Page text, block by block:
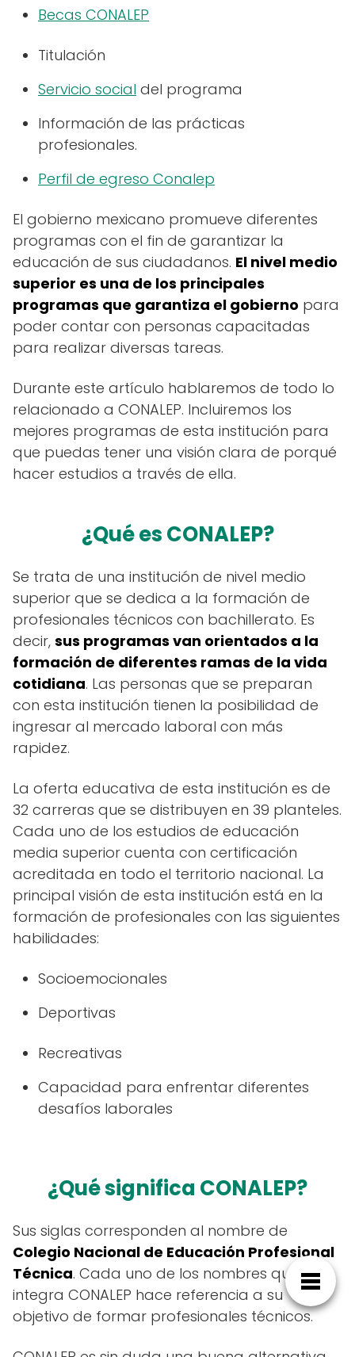
Becas CONALEP
Titulación
Servicio social del programa
Información de las prácticas
profesionales.
Perfil de egreso Conalep
El gobierno mexicano promueve diferentes
programas con el fin de garantizar la
educación de sus ciudadanos. El nivel medio
superior es una de los principales
programas que garantiza el gobierno para
poder contar con personas capacitadas
para realizar diversas tareas.
Durante este artículo hablaremos de todo lo
relacionado a CONALEP. Incluiremos los
mejores programas de esta institución para
que puedas tener una visión clara de porqué
hacer estudios a través de ella.
¿Qué es CONALEP?
Se trata de una institución de nivel medio
superior que se dedica a la formación de
profesionales técnicos con bachillerato. Es
decir, sus programas van orientados a la
formación de diferentes ramas de la vida
cotidiana. Las personas que se preparan
con esta institución tienen la posibilidad de
ingresar al mercado laboral con más
rapidez.
La oferta educativa de esta institución es de
32 carreras que se distribuyen en 39 planteles.
Cada uno de los estudios de educación
media superior cuenta con certificación
acreditada en todo el territorio nacional. La
principal visión de esta institución está en la
formación de profesionales con las siguientes
habilidades:
Socioemocionales
Deportivas
Recreativas
Capacidad para enfrentar diferentes
desafíos laborales
¿Qué significa CONALEP?
Sus siglas corresponden al nombre de
Colegio Nacional de Educación Profesional
Técnica. Cada uno de los nombres que
integra CONALEP hace referencia a su
objetivo de formar profesionales técnicos.